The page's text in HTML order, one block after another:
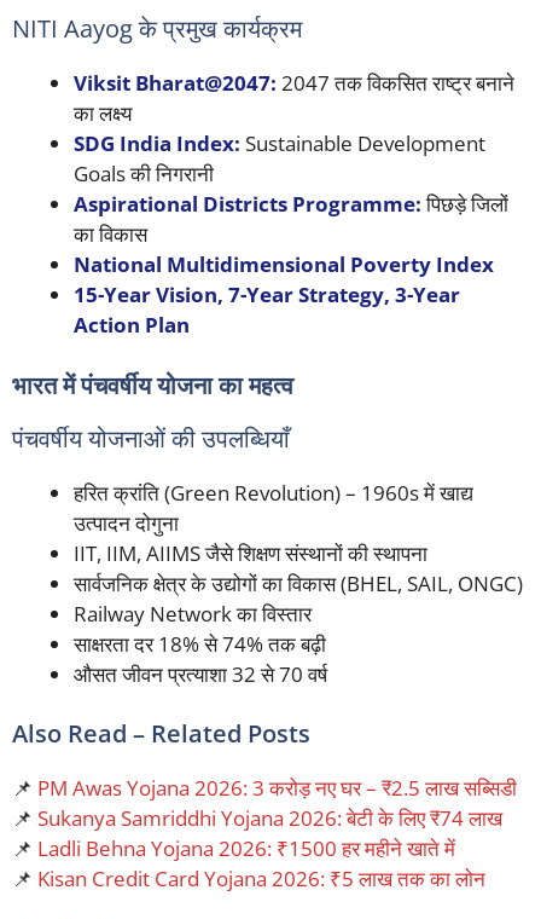
NITI Aayog के प्रमुख कार्यक्रम
Viksit Bharat@2047: 2047 तक विकसित राष्ट्र बनाने
का लक्ष्य
SDG India Index: Sustainable Development
Goals की निगरानी
Aspirational Districts Programme:पिछड़े जिलों
का विकास
National Multidimensional Poverty Index
15-Year Vision, 7-Year Strategy, 3-Year
Action Plan
भारत में पंचवर्षीय योजना का महत्व
पंचवर्षीय योजनाओं की उपलब्धियाँ
हरित क्रांति (Green Revolution) – 1960s में खाद्य
उत्पादन दोगुना
IIT, IIM, AIIMS जैसे शिक्षण संस्थानों की स्थापना
सार्वजनिक क्षेत्र के उद्योगों का विकास (BHEL, SAIL, ONGC)
Railway Network का विस्तार
साक्षरता दर 18% से 74% तक बढ़ी
औसत जीवन प्रत्याशा 32 से 70 वर्ष
Also Read – Related Posts
📌 PM Awas Yojana 2026: 3 करोड़ नए घर – ₹2.5 लाख सब्सिडी
📌 Sukanya Samriddhi Yojana 2026: बेटी के लिए ₹74 लाख
📌 Ladli Behna Yojana 2026: ₹1500 हर महीने खाते में
📌 Kisan Credit Card Yojana 2026: ₹5 लाख तक का लोन